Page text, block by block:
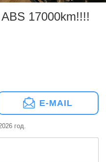
17000km!!!!
E-MAIL
год.